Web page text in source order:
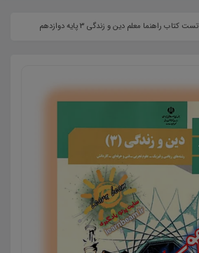
تست کتاب راهنما معلم دین و زندگی 3 پایه دوازدهم